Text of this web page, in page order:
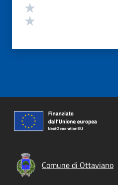
Comune di Ottaviano